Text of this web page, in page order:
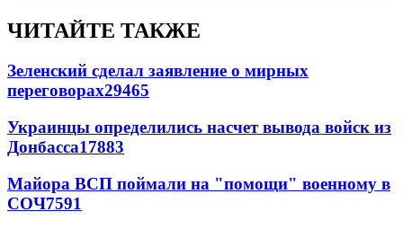
ЧИТАЙТЕ ТАКЖЕ
Зеленский сделал заявление о мирных
переговорах29465
Украинцы определились насчет вывода войск из
Донбасса17883
Майора ВСП поймали на "помощи" военному в
СОЧ7591